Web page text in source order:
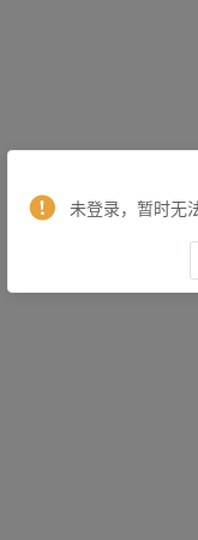
未登录，暂时无